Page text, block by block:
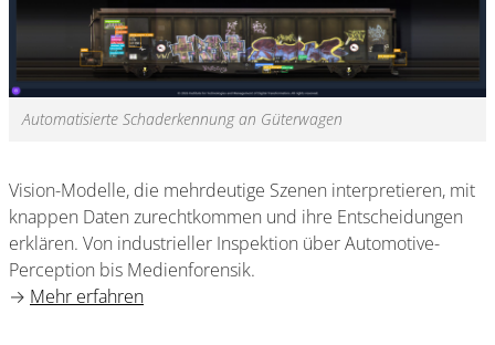
Automatisierte Schaderkennung an Güterwagen
Vision-Modelle, die mehrdeutige Szenen interpretieren, mit
knappen Daten zurechtkommen und ihre Entscheidungen
erklären. Von industrieller Inspektion über Automotive-
Perception bis Medienforensik.
→ Mehr erfahren